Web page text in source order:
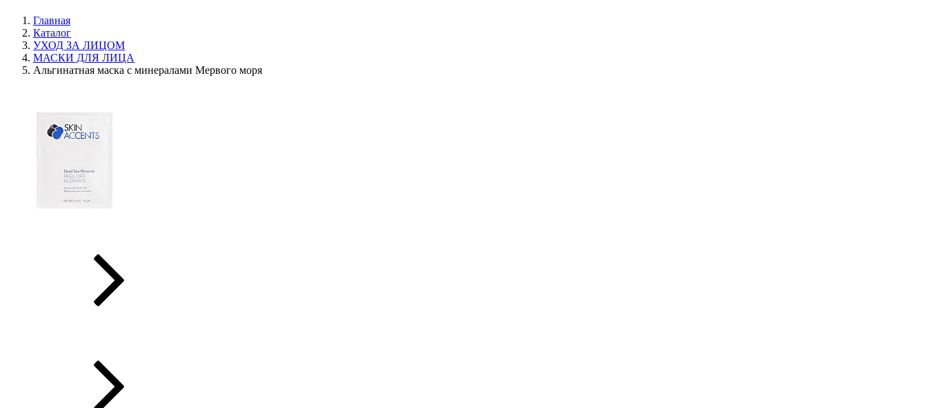
Главная
Каталог
УХОД ЗА ЛИЦОМ
МАСКИ ДЛЯ ЛИЦА
Альгинатная маска с минералами Мервого моря